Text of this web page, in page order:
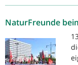
NaturFreunde